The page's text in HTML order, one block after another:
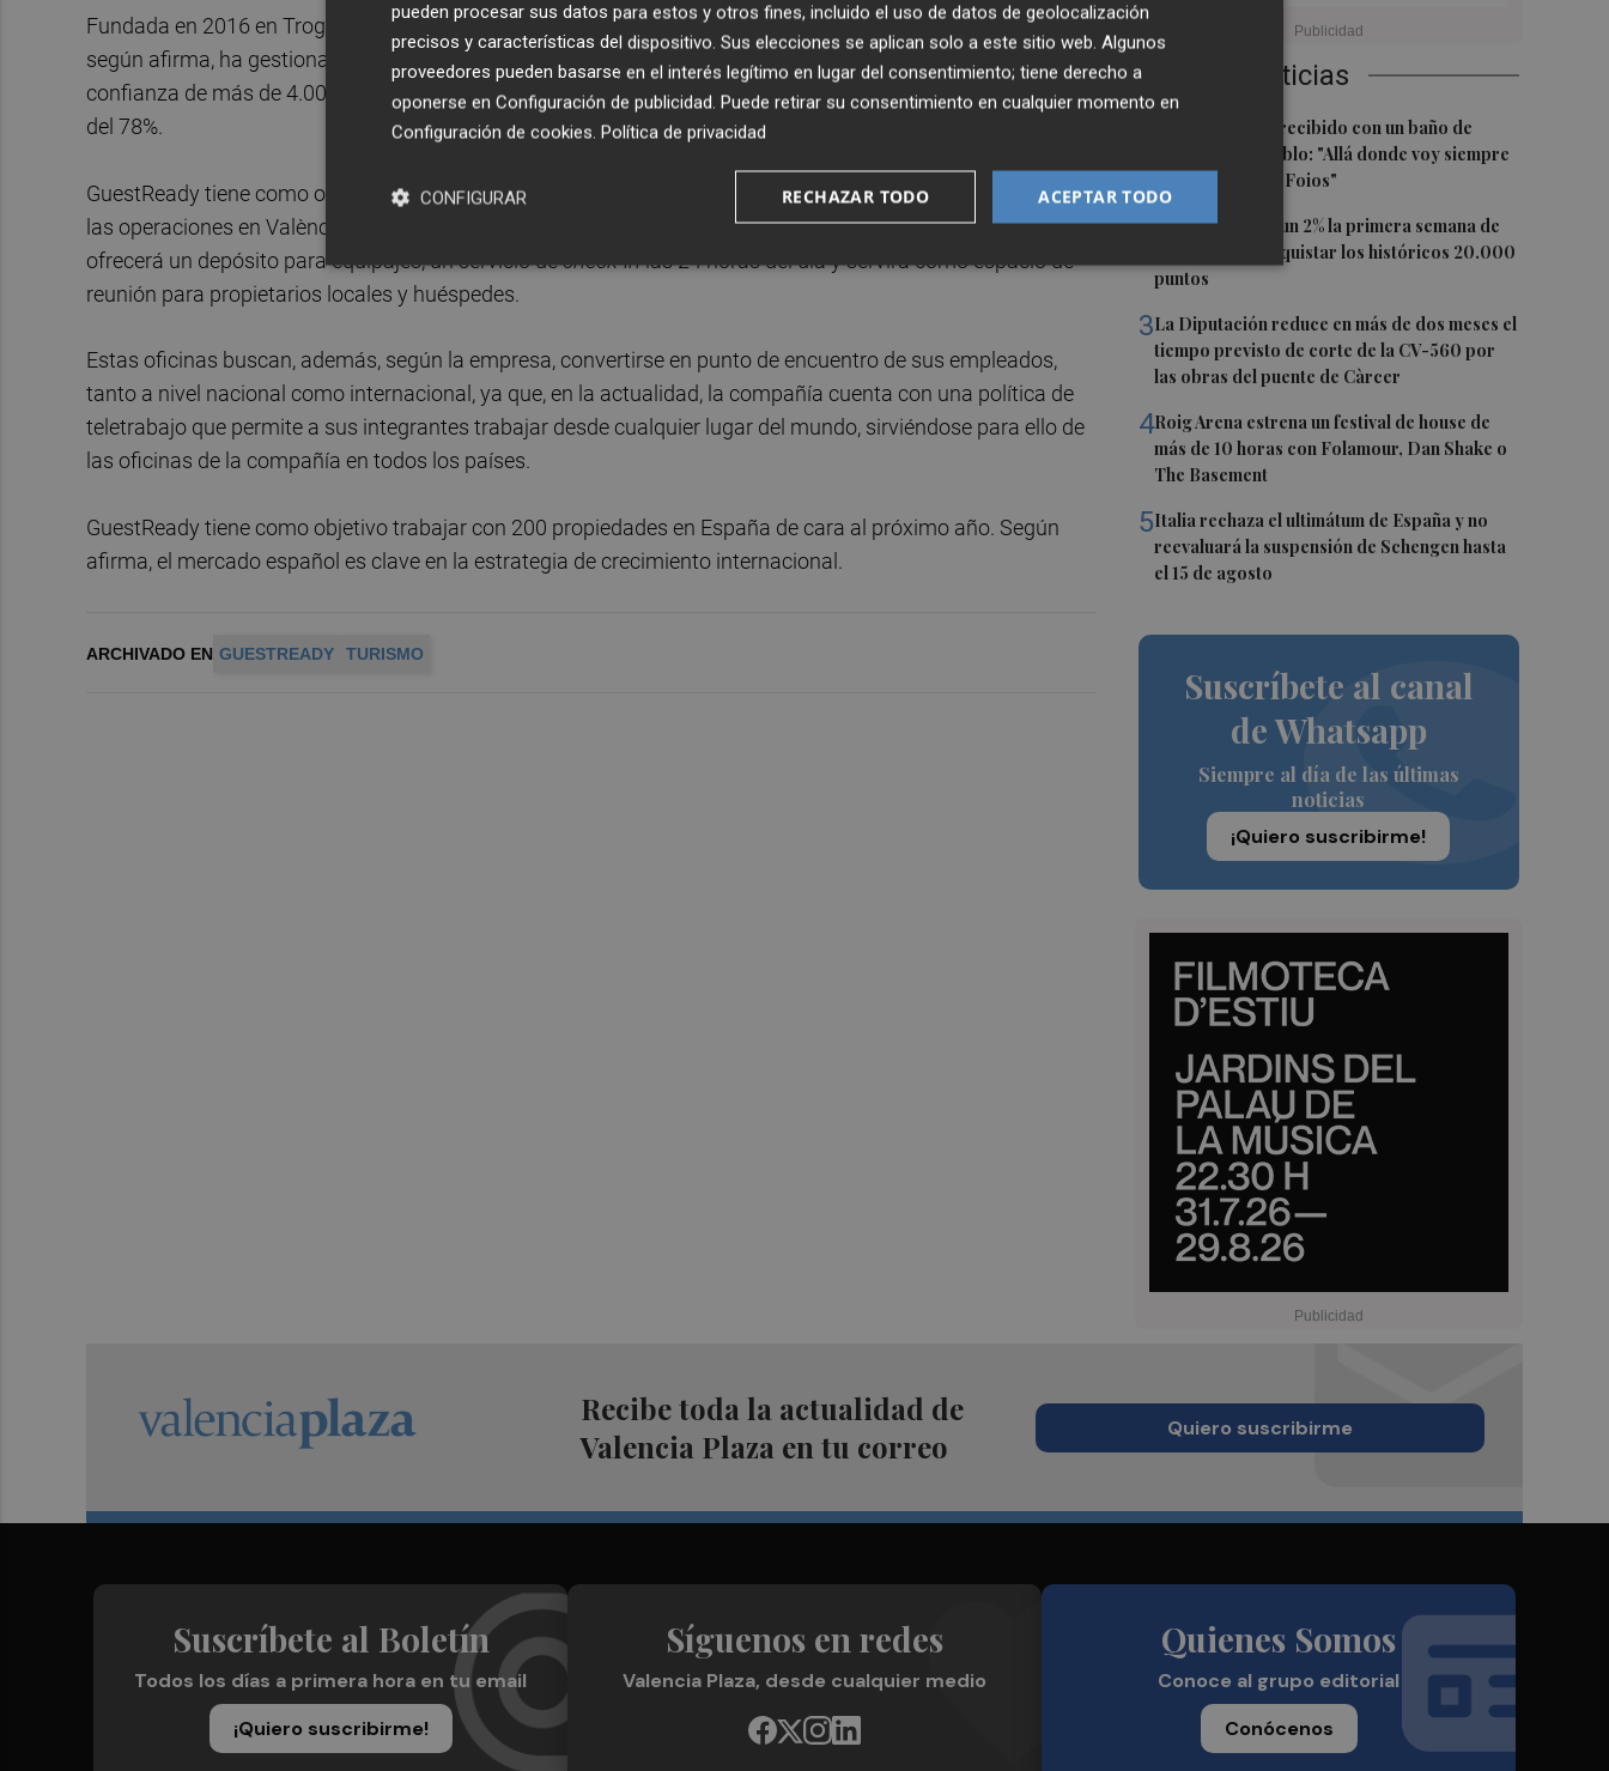
Últimas Noticias
Ferran Torres, recibido con un baño de
masas en su pueblo: "Allá donde voy siempre
digo que soy de Foios"
2El Ibex 35 sube un 2% la primera semana de
agosto tras conquistar los históricos 20.000
puntos
3La Diputación reduce en más de dos meses el
tiempo previsto de corte de la CV-560 por
las obras del puente de Càrcer
4Roig Arena estrena un festival de house de
más de 10 horas con Folamour, Dan Shake o
The Basement
5Italia rechaza el ultimátum de España y no
reevaluará la suspensión de Schengen hasta
el 15 de agosto
Suscríbete al canal
de Whatsapp
Siempre al día de las últimas
noticias
¡Quiero suscribirme!
Fundada en 2016 en Trogen (Suiza), GuestReady opera en siete países en Europa y Oriente Medio donde,
según afirma, ha gestionado, hasta la fecha, más de 2,6 millones de noches reservadas, contando con la
confianza de más de 4.000 propietarios y una tasa de ocupación promedia en las propiedades gestionadas
del 78%.
GuestReady tiene como objetivo que este nuevo centro de trabajo no solo sea el punto central de gestión de
las operaciones en València, sino que permita ampliar su portfolio de servicios para huéspedes. Por ello,
ofrecerá un depósito para equipajes, un servicio decheck-inlas 24 horas del día y servirá como espacio de
reunión para propietarios locales y huéspedes.
Estas oficinas buscan, además, según la empresa, convertirse en punto de encuentro de sus empleados,
tanto a nivel nacional como internacional, ya que, en la actualidad, la compañía cuenta con una política de
teletrabajo que permite a sus integrantes trabajar desde cualquier lugar del mundo, sirviéndose para ello de
las oficinas de la compañía en todos los países.
GuestReady tiene como objetivo trabajar con 200 propiedades en España de cara al próximo año. Según
afirma, el mercado español es clave en la estrategia de crecimiento internacional.
ARCHIVADO EN GUESTREADY TURISMO
Recibe toda la actualidad de
Valencia Plaza en tu correo
Quiero suscribirme
Suscríbete al Boletín
Todos los días a primera hora en tu email
¡Quiero suscribirme!
Síguenos en redes
Valencia Plaza, desde cualquier medio
Quienes Somos
Conoce al grupo editorial
Conócenos
pueden procesar sus datos para estos y otros fines, incluido el uso de datos de geolocalización
precisos y características del dispositivo. Sus elecciones se aplican solo a este sitio web. Algunos
proveedores pueden basarse en el interés legítimo en lugar del consentimiento; tiene derecho a
oponerse en Configuración de publicidad. Puede retirar su consentimiento en cualquier momento en
Configuración de cookies. Política de privacidad
ACEPTAR TODO
RECHAZAR TODO
CONFIGURAR